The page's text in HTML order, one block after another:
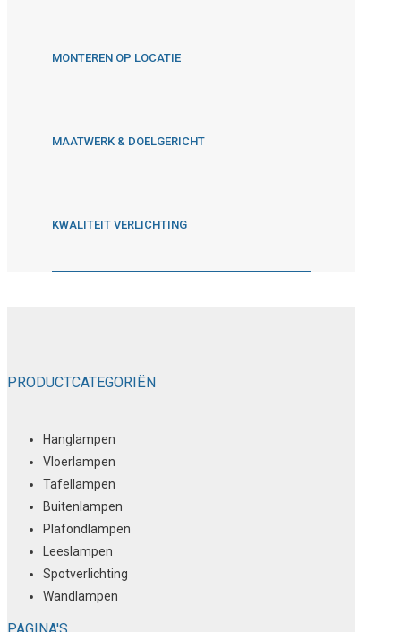
MONTEREN OP LOCATIE
MAATWERK & DOELGERICHT
KWALITEIT VERLICHTING
PRODUCTCATEGORIËN
Hanglampen
Vloerlampen
Tafellampen
Buitenlampen
Plafondlampen
Leeslampen
Spotverlichting
Wandlampen